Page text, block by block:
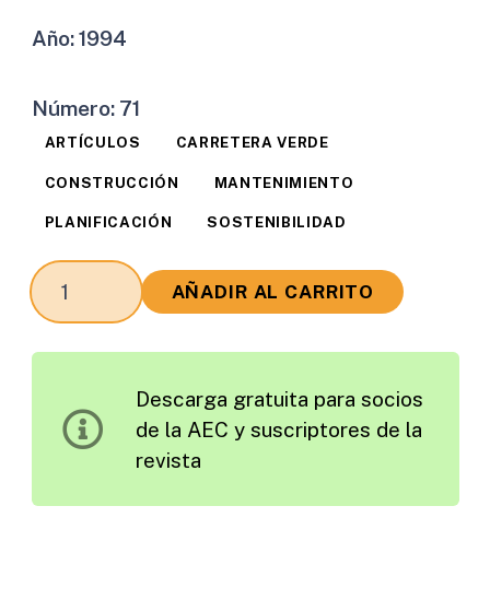
Año:1994
Número: 71
ARTÍCULOS CARRETERA VERDE
CONSTRUCCIÓN MANTENIMIENTO
PLANIFICACIÓN SOSTENIBILIDAD
La
Consideración
AÑADIR AL CARRITO
Descarga gratuita para socios
de la AEC y suscriptores de la
revista